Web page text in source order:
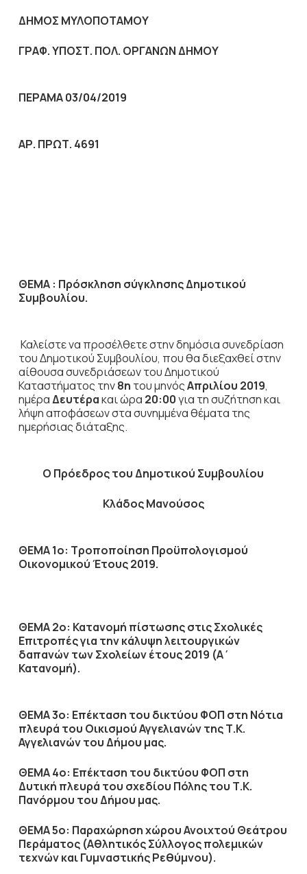
ΔΗΜΟΣ ΜΥΛΟΠΟΤΑΜΟΥ
ΓΡΑΦ. ΥΠΟΣΤ. ΠΟΛ. ΟΡΓΑΝΩΝ ΔΗΜΟΥ
ΠΕΡΑΜΑ 03/04/2019
ΑΡ. ΠΡΩΤ. 4691
ΘΕΜΑ : Πρόσκληση σύγκλησης Δημοτικού
Συμβουλίου.
Καλείστε να προσέλθετε στην δημόσιασυνεδρίαση
του Δημοτικού Συμβουλίου, που θα διεξαχθεί στην
αίθουσα συνεδριάσεων του Δημοτικού
Καταστήματος την8η του μηνόςΑπριλίου 2019,
ημέραΔευτέρακαι ώρα 20:00για τη συζήτησηκαι
λήψη αποφάσεων στα συνημμένα θέματα της
ημερήσιας διάταξης.
Ο Πρόεδρος του Δημοτικού Συμβουλίου
Κλάδος Μανούσος
ΘΕΜΑ 1ο: Τροποποίηση Προϋπολογισμού
Οικονομικού Έτους 2019.
ΘΕΜΑ 2ο: Κατανομή πίστωσης στις Σχολικές
Επιτροπές για την κάλυψη λειτουργικών
δαπανών των Σχολείων έτους 2019 (Α΄
Κατανομή).
ΘΕΜΑ 3ο: Επέκταση του δικτύου ΦΟΠ στη Νότια
πλευρά του Οικισμού Αγγελιανών της Τ.Κ.
Αγγελιανών του Δήμου μας.
ΘΕΜΑ 4ο: Επέκταση του δικτύου ΦΟΠ στη
Δυτική πλευρά του σχεδίου Πόλης του Τ.Κ.
Πανόρμου του Δήμου μας.
ΘΕΜΑ 5ο: Παραχώρηση χώρου Ανοιχτού Θεάτρου
Περάματος (Αθλητικός Σύλλογος πολεμικών
τεχνών και Γυμναστικής Ρεθύμνου).